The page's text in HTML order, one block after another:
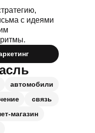
с идеями
автомобили
связь
магазин